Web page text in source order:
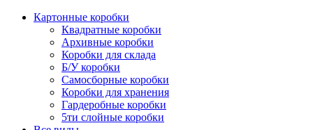
Картонные коробки
Квадратные коробки
Архивные коробки
Коробки для склада
Б/У коробки
Самосборные коробки
Коробки для хранения
Гардеробные коробки
5ти слойные коробки